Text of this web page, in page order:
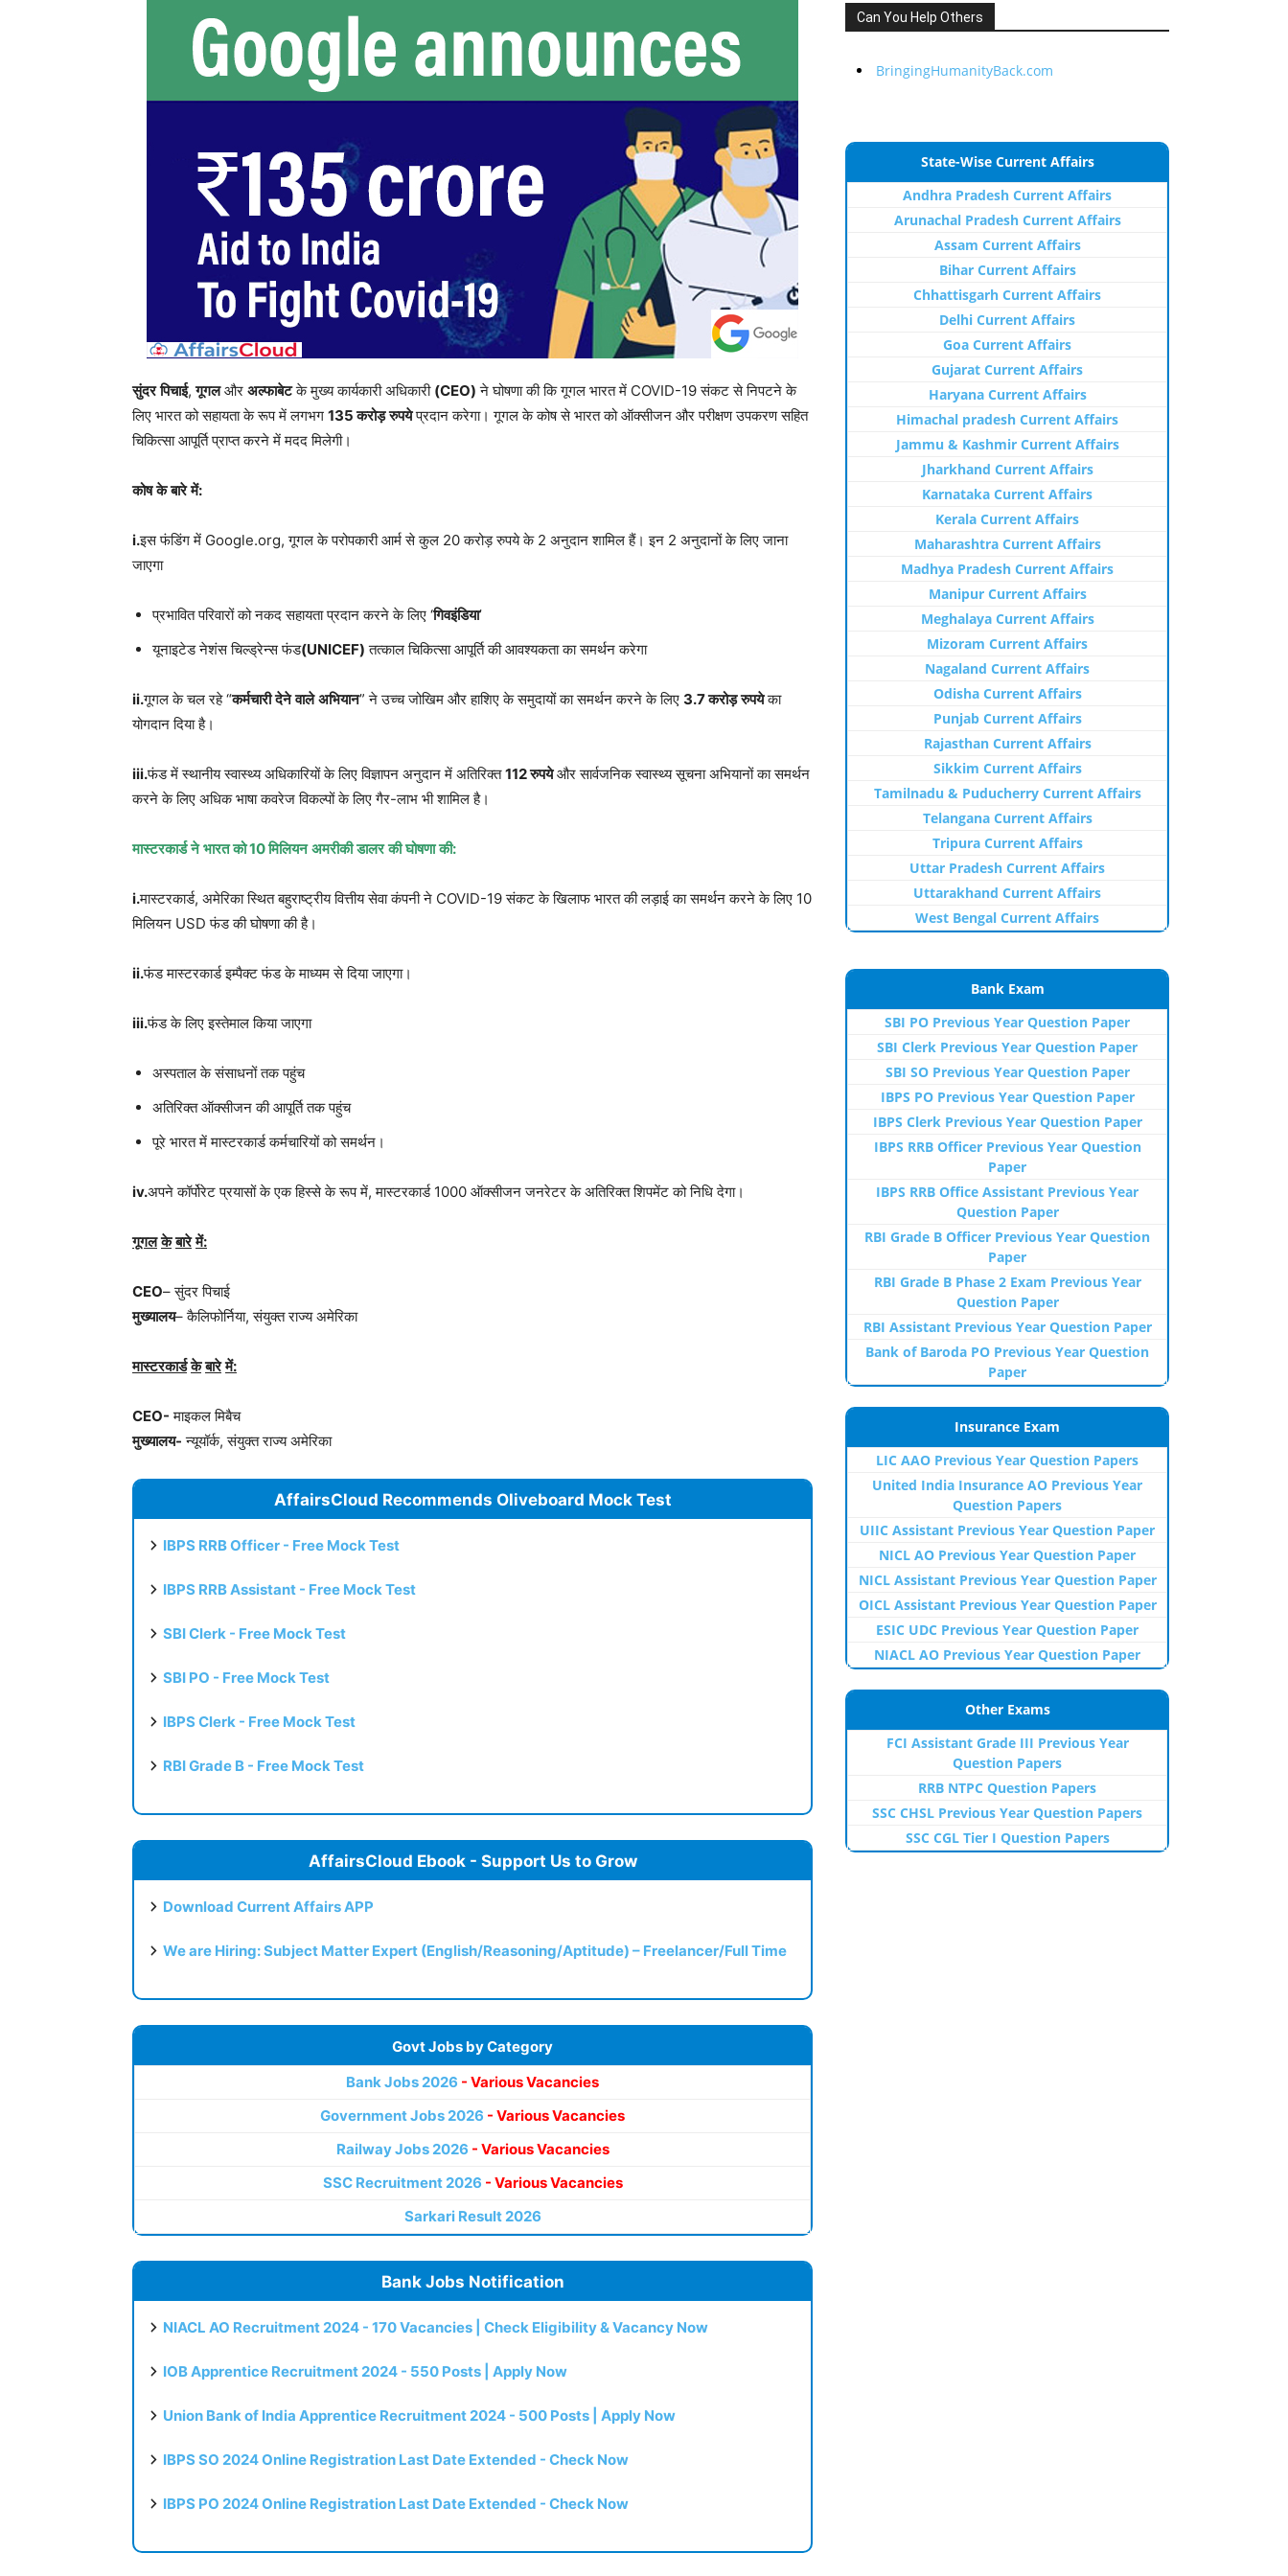
सुंदर पिचाई,गूगलऔर अल्फाबेटके मुख्य कार्यकारी अधिकारी (CEO) ने घोषणा की कि गूगल भारत में COVID-19 संकट से निपटने के
लिए भारत को सहायता के रूप में लगभग 135करोड़ रुपयेप्रदान करेगा। गूगल के कोष से भारत को ऑक्सीजन और परीक्षण उपकरण सहित
चिकित्सा आपूर्ति प्राप्त करने में मदद मिलेगी।
कोष के बारे में:
i.इस फंडिंग में Google.org, गूगल के परोपकारी आर्म से कुल 20 करोड़ रुपये के 2 अनुदान शामिल हैं। इन 2 अनुदानों के लिए जाना
जाएगा
प्रभावित परिवारों को नकद सहायता प्रदान करने के लिए ‘गिवइंडिया’
यूनाइटेड नेशंस चिल्ड्रेन्स फंड(UNICEF) तत्काल चिकित्सा आपूर्ति की आवश्यकता का समर्थन करेगा
ii.गूगल के चल रहे “कर्मचारी देने वाले अभियान” ने उच्च जोखिम और हाशिए के समुदायों का समर्थन करने के लिए 3.7करोड़ रुपयेका
योगदान दिया है।
iii.फंड में स्थानीय स्वास्थ्य अधिकारियों के लिए विज्ञापन अनुदान में अतिरिक्त112रुपयेऔर सार्वजनिक स्वास्थ्य सूचना अभियानों का समर्थन
करने के लिए अधिक भाषा कवरेज विकल्पों के लिए गैर-लाभ भी शामिल है।
मास्टरकार्ड ने भारत को10मिलियन अमरीकी डालर की घोषणा की:
i.मास्टरकार्ड, अमेरिका स्थित बहुराष्ट्रीय वित्तीय सेवा कंपनी ने COVID-19 संकट के खिलाफ भारत की लड़ाई का समर्थन करने के लिए 10
मिलियन USD फंड की घोषणा की है।
ii.फंड मास्टरकार्ड इम्पैक्ट फंड के माध्यम से दिया जाएगा।
iii.फंड के लिए इस्तेमाल किया जाएगा
अस्पताल के संसाधनों तक पहुंच
अतिरिक्त ऑक्सीजन की आपूर्ति तक पहुंच
पूरे भारत में मास्टरकार्ड कर्मचारियों को समर्थन।
iv.अपने कॉर्पोरेट प्रयासों के एक हिस्से के रूप में, मास्टरकार्ड 1000 ऑक्सीजन जनरेटर के अतिरिक्त शिपमेंट को निधि देगा।
गूगल के बारे में:
CEO– सुंदर पिचाई
मुख्यालय– कैलिफोर्निया, संयुक्त राज्य अमेरिका
मास्टरकार्ड के बारे में:
CEO- माइकल मिबैच
मुख्यालय- न्यूयॉर्क, संयुक्त राज्य अमेरिका
AffairsCloud Recommends Oliveboard Mock Test
IBPS RRB Officer - Free Mock Test
IBPS RRB Assistant - Free Mock Test
SBI Clerk - Free Mock Test
SBI PO - Free Mock Test
IBPS Clerk - Free Mock Test
RBI Grade B - Free Mock Test
AffairsCloud Ebook - Support Us to Grow
Download Current Affairs APP
We are Hiring: Subject Matter Expert (English/Reasoning/Aptitude) – Freelancer/Full Time
Govt Jobs by Category
Bank Jobs 2026 - Various Vacancies
Government Jobs 2026 - Various Vacancies
Railway Jobs 2026 - Various Vacancies
SSC Recruitment 2026 - Various Vacancies
Sarkari Result 2026
Bank Jobs Notification
NIACL AO Recruitment 2024 - 170 Vacancies | Check Eligibility & Vacancy Now
IOB Apprentice Recruitment 2024 - 550 Posts | Apply Now
Union Bank of India Apprentice Recruitment 2024 - 500 Posts | Apply Now
IBPS SO 2024 Online Registration Last Date Extended - Check Now
IBPS PO 2024 Online Registration Last Date Extended - Check Now
Can You Help Others
BringingHumanityBack.com
State-Wise Current Affairs
Andhra Pradesh Current Affairs
Arunachal Pradesh Current Affairs
Assam Current Affairs
Bihar Current Affairs
Chhattisgarh Current Affairs
Delhi Current Affairs
Goa Current Affairs
Gujarat Current Affairs
Haryana Current Affairs
Himachal pradesh Current Affairs
Jammu & Kashmir Current Affairs
Jharkhand Current Affairs
Karnataka Current Affairs
Kerala Current Affairs
Maharashtra Current Affairs
Madhya Pradesh Current Affairs
Manipur Current Affairs
Meghalaya Current Affairs
Mizoram Current Affairs
Nagaland Current Affairs
Odisha Current Affairs
Punjab Current Affairs
Rajasthan Current Affairs
Sikkim Current Affairs
Tamilnadu & Puducherry Current Affairs
Telangana Current Affairs
Tripura Current Affairs
Uttar Pradesh Current Affairs
Uttarakhand Current Affairs
West Bengal Current Affairs
Bank Exam
SBI PO Previous Year Question Paper
SBI Clerk Previous Year Question Paper
SBI SO Previous Year Question Paper
IBPS PO Previous Year Question Paper
IBPS Clerk Previous Year Question Paper
IBPS RRB Officer Previous Year Question
Paper
IBPS RRB Office Assistant Previous Year
Question Paper
RBI Grade B Officer Previous Year Question
Paper
RBI Grade B Phase 2 Exam Previous Year
Question Paper
RBI Assistant Previous Year Question Paper
Bank of Baroda PO Previous Year Question
Paper
Insurance Exam
LIC AAO Previous Year Question Papers
United India Insurance AO Previous Year
Question Papers
UIIC Assistant Previous Year Question Paper
NICL AO Previous Year Question Paper
NICL Assistant Previous Year Question Paper
OICL Assistant Previous Year Question Paper
ESIC UDC Previous Year Question Paper
NIACL AO Previous Year Question Paper
Other Exams
FCI Assistant Grade III Previous Year
Question Papers
RRB NTPC Question Papers
SSC CHSL Previous Year Question Papers
SSC CGL Tier I Question Papers